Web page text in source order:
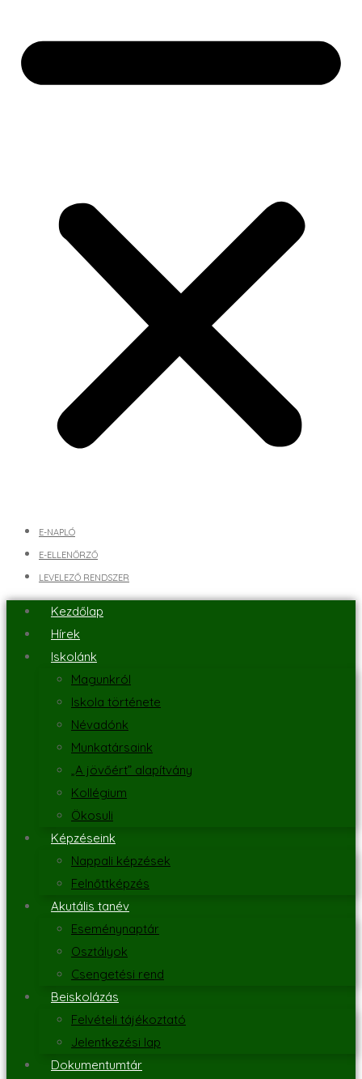
E-NAPLÓ
E-ELLENŐRZŐ
LEVELEZŐ RENDSZER
Kezdőlap
Hírek
Iskolánk
Magunkról
Iskola története
Névadónk
Munkatársaink
„A jövőért” alapítvány
Kollégium
Ökosuli
Képzéseink
Nappali képzések
Felnőttképzés
Akutális tanév
Eseménynaptár
Osztályok
Csengetési rend
Beiskolázás
Felvételi tájékoztató
Jelentkezési lap
Dokumentumtár